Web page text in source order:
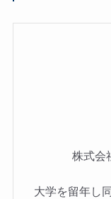
株式会
大学を留年し